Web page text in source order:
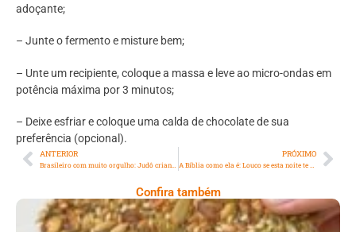
adoçante;
– ⁠Junte o fermento e misture bem;
– ⁠Unte um recipiente, coloque a massa e leve ao micro-ondas em
potência máxima por 3 minutos;
– ⁠Deixe esfriar e coloque uma calda de chocolate de sua
preferência (opcional).
ANTERIOR PRÓXIMO
Confira também